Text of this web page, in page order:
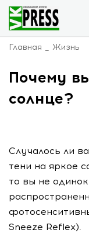
Главная Жизнь
Почему
солнце?
Случалось ли
тени на яркое
то вы не
Sneeze Reflex).